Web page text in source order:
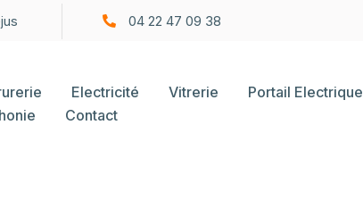
04 22 47 09 38
Electricité Vitrerie Portail Electrique
Contact